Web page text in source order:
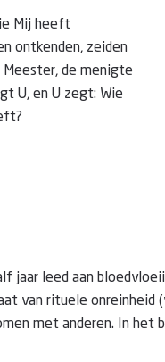
Mij heeft
ontkenden, zeiden
Meester, de menigte
U, en U zegt: Wie
jaar leed aan
van rituele onreinheid
met anderen. In het